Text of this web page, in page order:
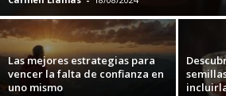
Las mejores estrategias para
vencer la falta de confianza en
uno mismo